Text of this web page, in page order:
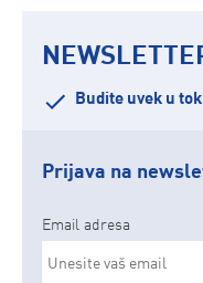
Budite uvek u
Prijava na
Email adresa